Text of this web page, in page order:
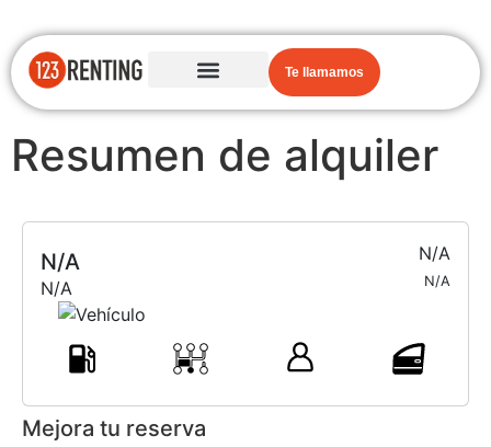
Te llamamos
Resumen de alquiler
N/A
N/A
N/A
N/A
Mejora tu reserva